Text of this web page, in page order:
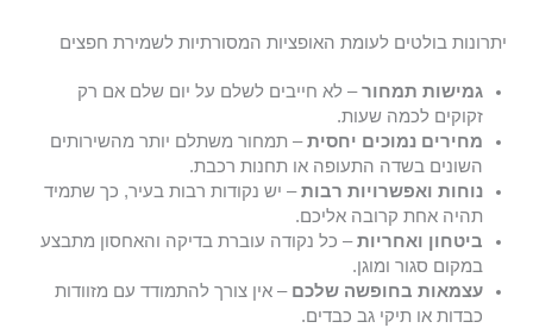
יתרונות בולטים לעומת האופציות המסורתיות לשמירת חפצים
גמישות תמחור– לא חייבים לשלם על יום שלם אם רק
זקוקים לכמה שעות.
מחירים נמוכים יחסית– תמחור משתלם יותר מהשירותים
השונים בשדה התעופה או תחנות רכבת.
נוחות ואפשרויות רבות– יש נקודות רבות בעיר, כך שתמיד
תהיה אחת קרובה אליכם.
ביטחון ואחריות– כל נקודה עוברת בדיקה והאחסון מתבצע
במקום סגור ומוגן.
עצמאות בחופשה שלכם – אין צורך להתמודד עם מזוודות
כבדות או תיקי גב כבדים.